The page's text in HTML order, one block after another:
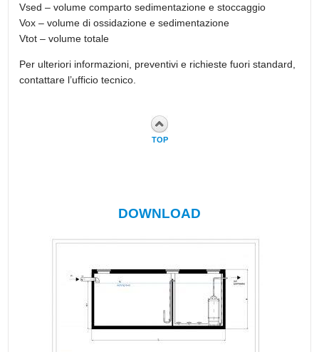
Vsed – volume comparto sedimentazione e stoccaggio
Vox – volume di ossidazione e sedimentazione
Vtot – volume totale
Per ulteriori informazioni, preventivi e richieste fuori standard,
contattare l’ufficio tecnico.
TOP
DOWNLOAD